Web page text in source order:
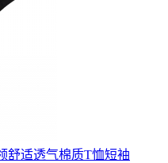
舒适透气棉质T恤短袖